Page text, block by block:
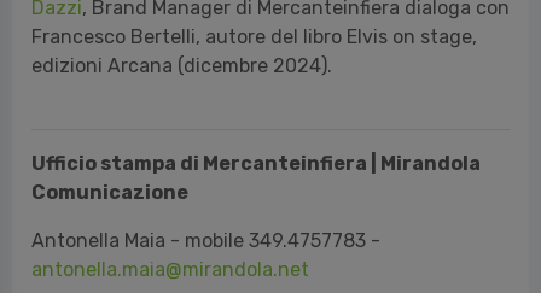
Dazzi, Brand Manager di Mercanteinfiera dialoga con
Francesco Bertelli, autore del libro Elvis on stage,
edizioni Arcana (dicembre 2024).
Ufficio stampa di Mercanteinfiera | Mirandola
Comunicazione
Antonella Maia - mobile 349.4757783 -
antonella.maia@mirandola.net